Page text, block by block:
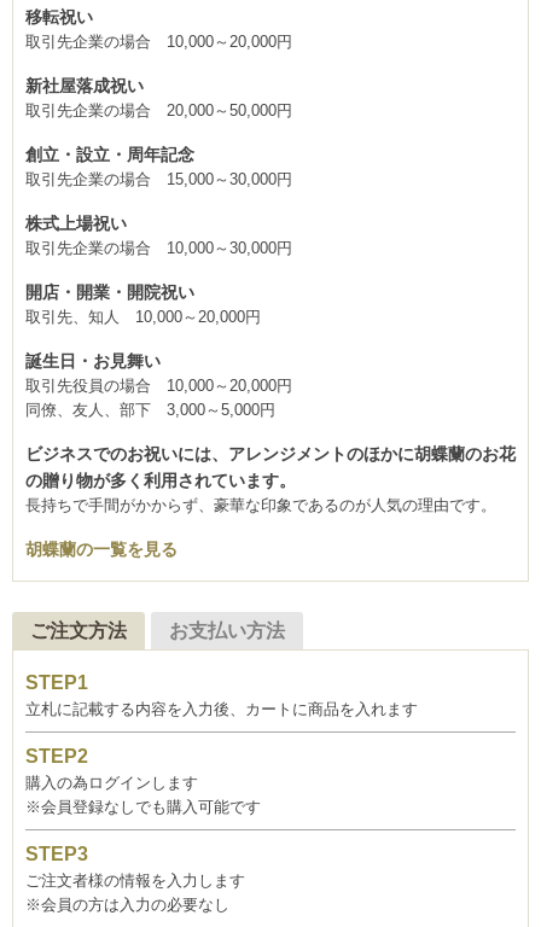
移転祝い
取引先企業の場合 10,000～20,000円
新社屋落成祝い
取引先企業の場合 20,000～50,000円
創立・設立・周年記念
取引先企業の場合 15,000～30,000円
株式上場祝い
取引先企業の場合 10,000～30,000円
開店・開業・開院祝い
取引先、知人 10,000～20,000円
誕生日・お見舞い
取引先役員の場合 10,000～20,000円
同僚、友人、部下 3,000～5,000円
ビジネスでのお祝いには、アレンジメントのほかに胡蝶蘭のお花
の贈り物が多く利用されています。
長持ちで手間がかからず、豪華な印象であるのが人気の理由です。
胡蝶蘭の一覧を見る
ご注文方法 お支払い方法
立札に記載する内容を入力後、カートに商品を入れます
購入の為ログインします
※会員登録なしでも購入可能です
ご注文者様の情報を入力します
※会員の方は入力の必要なし